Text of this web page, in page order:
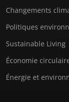
Changements
Politiques
Sustainable Living
Économie
Énergie et